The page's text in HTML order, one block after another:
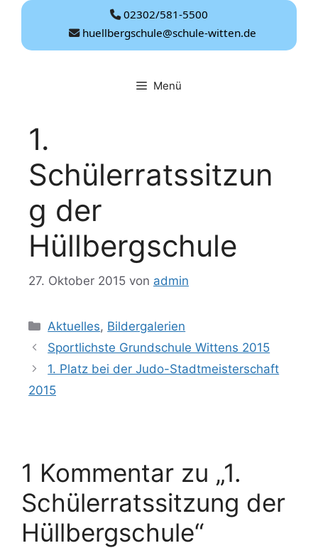
Zum
springen
02302/581-5500
huellbergschule@schule-witten.de
Menü
1.
Schülerratssitzun
g der
Hüllbergschule
27. Oktober 2015 von admin
Kategorien
Aktuelles, Bildergalerien
Sportlichste Grundschule Wittens 2015
1. Platz bei der Judo-Stadtmeisterschaft
2015
1 Kommentar zu „1.
Schülerratssitzung der
Hüllbergschule“